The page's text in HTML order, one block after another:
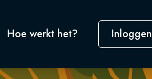
Hoe werkt het? Inloggen